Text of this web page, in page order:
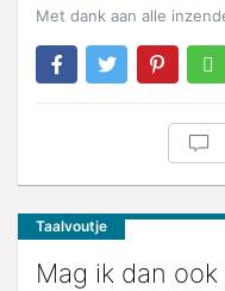
Met dank aan alle
Taalvoutje
Mag ik dan